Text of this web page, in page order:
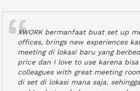
XWORK bermanfaat buat set up
offices, brings new experiences
meeting di lokasi baru yang
price dan I love to use karena
colleagues with great meeting
di set di lokasi mana saja,